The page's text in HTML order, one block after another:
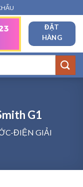
ĐẶT
HÀNG
G1
ĐIỆN GIẢI